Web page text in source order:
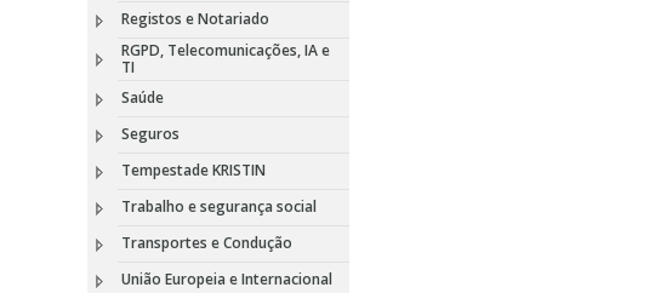
Registos e Notariado
RGPD, Telecomunicações, IA e
TI
Saúde
Seguros
Tempestade KRISTIN
Trabalho e segurança social
Transportes e Condução
União Europeia e Internacional